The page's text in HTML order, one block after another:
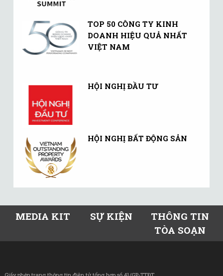
TOP 50 CÔNG TY KINH
DOANH HIỆU QUẢ NHẤT
VIỆT NAM
HỘI NGHỊ ĐẦU TƯ
HỘI NGHỊ BẤT ĐỘNG SẢN
MEDIA KIT SỰ KIỆN
THÔNG TIN
TÒA SOẠN